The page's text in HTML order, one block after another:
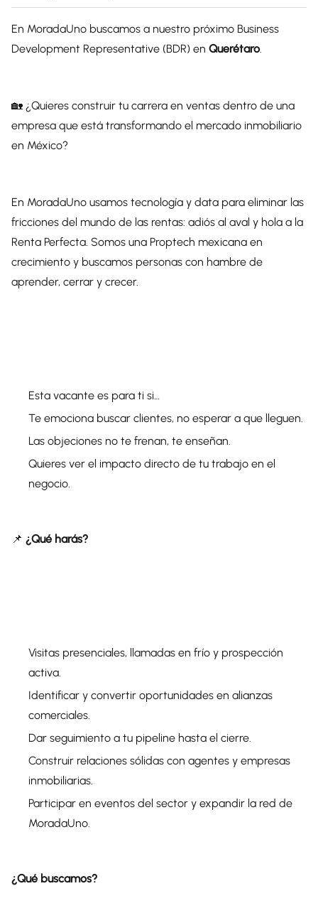
En MoradaUno buscamos a nuestro próximo Business
Development Representative (BDR) en Querétaro.
🏡 ¿Quieres construir tu carrera en ventas dentro de una
empresa que está transformando el mercado inmobiliario
en México?
En MoradaUno usamos tecnología y data para eliminar las
fricciones del mundo de las rentas: adiós al aval y hola a la
Renta Perfecta. Somos una Proptech mexicana en
crecimiento y buscamos personas con hambre de
aprender, cerrar y crecer.
Esta vacante es para ti si…
Te emociona buscar clientes, no esperar a que lleguen.
Las objeciones no te frenan, te enseñan.
Quieres ver el impacto directo de tu trabajo en el
negocio.
📌 ¿Qué harás?
Visitas presenciales, llamadas en frío y prospección
activa.
Identificar y convertir oportunidades en alianzas
comerciales.
Dar seguimiento a tu pipeline hasta el cierre.
Construir relaciones sólidas con agentes y empresas
inmobiliarias.
Participar en eventos del sector y expandir la red de
MoradaUno.
¿Qué buscamos?